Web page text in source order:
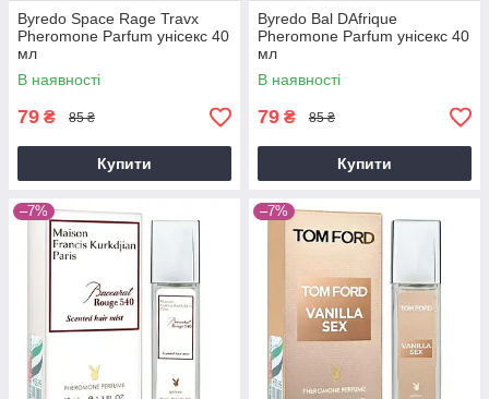
Byredo Space Rage Travx
Pheromone Parfum унісекс 40
мл
В наявності
79 ₴ 85 ₴
Купити
Byredo Bal DAfrique
Pheromone Parfum унісекс 40
мл
В наявності
79 ₴ 85 ₴
Купити
–7% –7%